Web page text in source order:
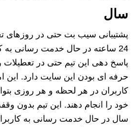
سال
پشتیبانی سیب بت حتی در روزهای
24 ساعته در حال خدمت رسانی به
پاسخ دهی این تیم حتی در
حرفه ای بودن این سایت دارد. این
کاربران در هر لحظه و هر روزی
خود را انجام دهند. این تیم بدون
سال در حال خدمت رسانی به